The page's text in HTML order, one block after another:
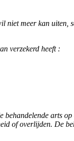
meer kan
verzekerd heeft :
arts
overlijden. De